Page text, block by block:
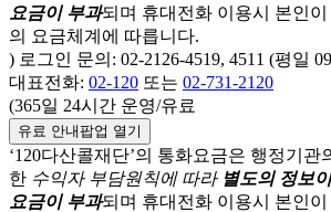
요금이 부과되며 휴대전화 이용시 본인
의 요금체계에 따릅니다.
) 로그인 문의: 02-2126-4519, 4511 (평일
대표전화: 02-120 또는 02-731-2120
(365일 24시간 운영/유료
유료 안내팝업 열기
‘120다산콜재단’의 통화요금은 행정기관
한 수익자 부담원칙에 따라 별도의 정보
요금이 부과되며 휴대전화 이용시 본인